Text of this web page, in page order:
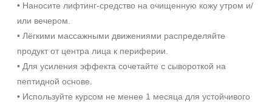
Уровень SPF защиты
SPF 25
SPF 30
SPF 50
• Наносите лифтинг-средство на очищенную кожу утром и/
или вечером.
• Лёгкими массажными движениями распределяйте
продукт от центра лица к периферии.
• Для усиления эффекта сочетайте с сывороткой на
пептидной основе.
• Используйте курсом не менее 1 месяца для устойчивого